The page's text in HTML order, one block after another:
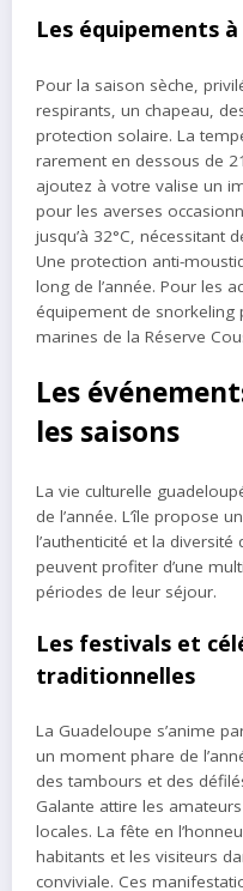
Les équipements
Pour la saison sèche,
respirants, un chapeau,
protection solaire. La
rarement en dessous de
ajoutez à votre valise un
pour les averses
jusqu’à 32°C, nécessitant
Une protection anti-
long de l’année. Pour les
équipement de
marines de la Réserve
Les
les saisons
La vie culturelle
de l’année. L’île propose
l’authenticité et la
peuvent profiter d’une
périodes de leur séjour.
Les festivals et
traditionnelles
La Guadeloupe s’anime
un moment phare de
des tambours et des
Galante attire les
locales. La fête en
habitants et les visiteurs
conviviale. Ces